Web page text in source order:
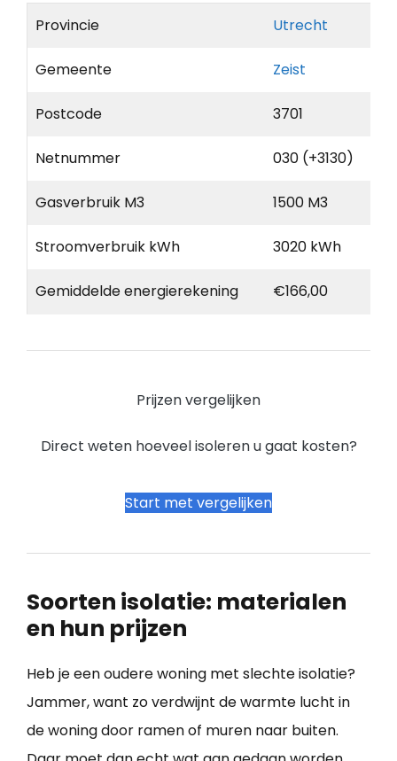
Provincie Utrecht
Gemeente Zeist
Postcode 3701
Netnummer 030 (+3130)
Gasverbruik M3 1500 M3
Stroomverbruik kWh 3020 kWh
Gemiddelde energierekening €166,00
Prijzen vergelijken
Direct weten hoeveel isoleren u gaat kosten?
Start met vergelijken
Soorten isolatie: materialen
en hun prijzen
Heb je een oudere woning met slechte isolatie?
Jammer, want zo verdwijnt de warmte lucht in
de woning door ramen of muren naar buiten.